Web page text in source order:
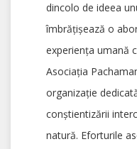
dincolo de ideea
îmbrățișează o
experiența umană
Asociația
organizație
conștientizării
natură. Eforturile